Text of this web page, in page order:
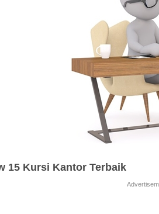
15 Kursi Kantor Terbaik